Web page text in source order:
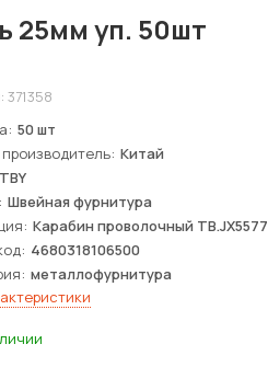
25мм уп. 50шт
371358
50 шт
Китай
TBY
Швейная фурнитура
Карабин проволочный ТВ.JX5577
4680318106500
металлофурнитура